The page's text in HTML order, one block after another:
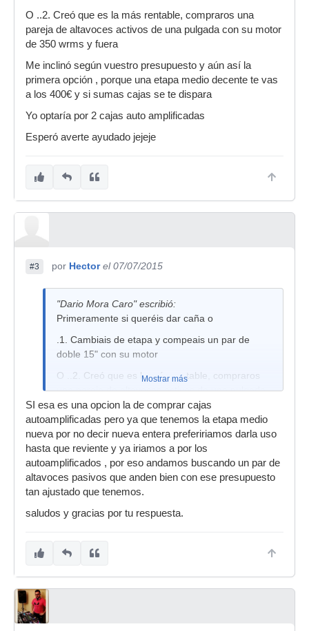
O ..2. Creó que es la más rentable, compraros una
pareja de altavoces activos de una pulgada con su motor
de 350 wrms y fuera
Me inclinó según vuestro presupuesto y aún así la
primera opción , porque una etapa medio decente te vas
a los 400€ y si sumas cajas se te dispara
Yo optaría por 2 cajas auto amplificadas
Esperó averte ayudado jejeje
#3 por Hector el 07/07/2015
"Dario Mora Caro" escribió:
Primeramente si queréis dar caña o
.1. Cambiais de etapa y compeais un par de
doble 15" con su motor
O ..2. Creó que es la más rentable, compraros
una pareja de altavoces activos de una pulgada
con su motor de 350 wrms y fuera
Me inclinó según vuestro presupuesto y aún así
la primera opción , porque una etapa medio
decente te vas a los 400€ y si sumas cajas se te
dispara
Yo optaría por 2 cajas auto amplificadas
Esperó averte ayudado jejeje
Mostrar más
SI esa es una opcion la de comprar cajas
autoamplificadas pero ya que tenemos la etapa medio
nueva por no decir nueva entera prefeririamos darla uso
hasta que reviente y ya iriamos a por los
autoamplificados , por eso andamos buscando un par de
altavoces pasivos que anden bien con ese presupuesto
tan ajustado que tenemos.
saludos y gracias por tu respuesta.